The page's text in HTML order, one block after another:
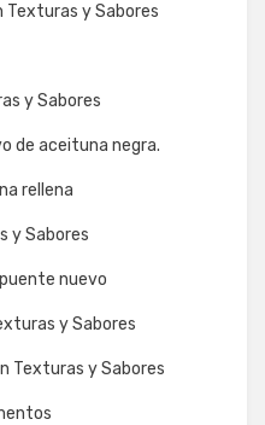
Texturas y Sabores
y Sabores
de aceituna negra.
rellena
y Sabores
nuevo
y Sabores
Texturas y Sabores